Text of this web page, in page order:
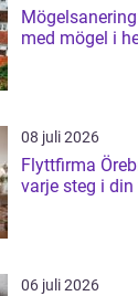
med mögel i
08 juli 2026
Flyttfirma
varje steg i
06 juli 2026